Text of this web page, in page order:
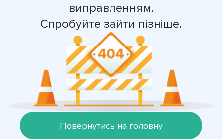
виправленням.
Спробуйте зайти пізніше.
Повернутись на головну